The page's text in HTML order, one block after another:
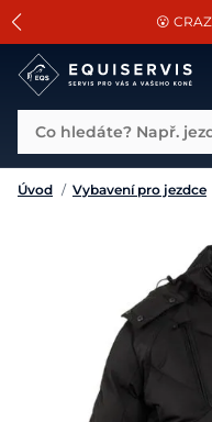
SLEVA
😮
📐Pasování a
Úvod / Vybavení pro jezdce